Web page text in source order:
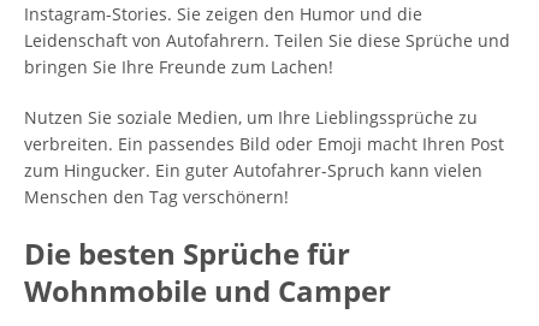
Instagram-Stories. Sie zeigen den Humor und die
Leidenschaft von Autofahrern. Teilen Sie diese Sprüche und
bringen Sie Ihre Freunde zum Lachen!
Nutzen Sie soziale Medien, um Ihre Lieblingssprüche zu
verbreiten. Ein passendes Bild oder Emoji macht Ihren Post
zum Hingucker. Ein guter Autofahrer-Spruch kann vielen
Menschen den Tag verschönern!
Die besten Sprüche für
Wohnmobile und Camper